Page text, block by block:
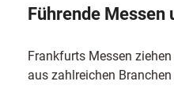
Führende
Frankfurts Messen
aus zahlreichen